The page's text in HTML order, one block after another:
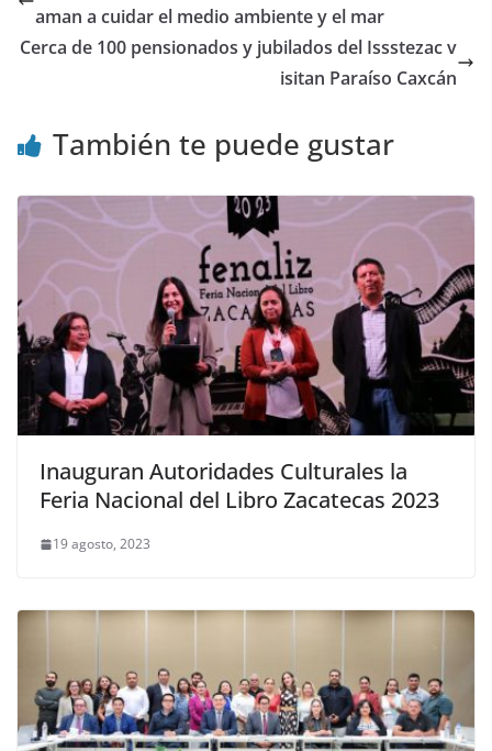
aman a cuidar el medio ambiente y el mar
Cerca de 100 pensionados y jubilados del Issstezac v
isitan Paraíso Caxcán
También te puede gustar
Inauguran Autoridades Culturales la
Feria Nacional del Libro Zacatecas 2023
19 agosto, 2023